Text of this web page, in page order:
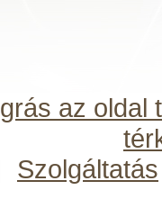
az oldal
Szolgáltatás